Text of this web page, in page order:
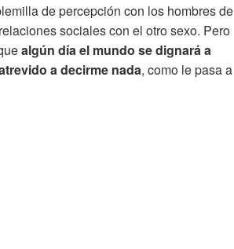
de percepción con los hombres de
sociales con el otro sexo. Pero
algún día el mundo se dignará a
a decirme nada, como le pasa a